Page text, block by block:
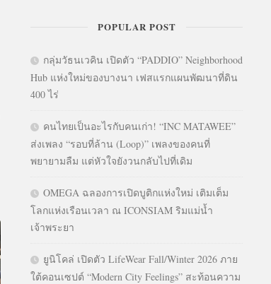
POPULAR POST
กลุ่มวัธนเวคิน เปิดตัว “PADDIO” Neighborhood
Hub แห่งใหม่ของบางนา เฟสแรกแผนพัฒนาที่ดิน
400 ไร่
คนไทยเป็นอะไรกับคนเก่า! “INC MATAWEE”
ส่งเพลง “รอบที่ล้าน (Loop)” เพลงของคนที่
พยายามลืม แต่หัวใจยังวนกลับไปที่เดิม
OMEGA ฉลองการเปิดบูติกแห่งใหม่ เติมเต็ม
โลกแห่งเรือนเวลา ณ ICONSIAM ริมแม่น้ำ
เจ้าพระยา
ยูนิโคล่ เปิดตัว LifeWear Fall/Winter 2026 ภาย
ใต้คอนเซปต์ “Modern City Feelings” สะท้อนความ